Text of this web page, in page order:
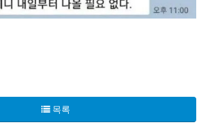
히 여론이 쌓이는 모양이야, 손님은 적
이 있다던가, 새로운 운영 방식이 도입
목록